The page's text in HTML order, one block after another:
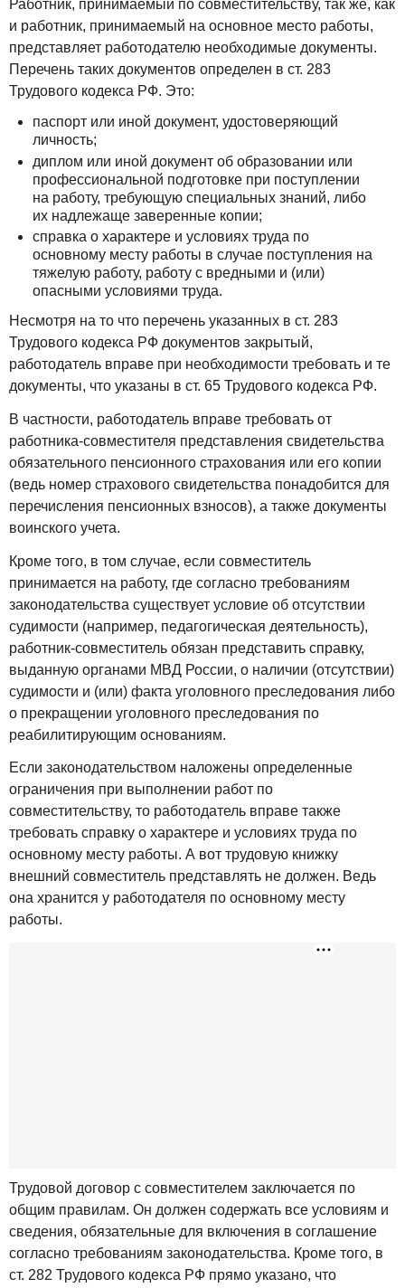
Работник, принимаемый по совместительству, так же, как
и работник, принимаемый на основное место работы,
представляет работодателю необходимые документы.
Перечень таких документов определен в ст. 283
Трудового кодекса РФ. Это:
паспорт или иной документ, удостоверяющий
личность;
диплом или иной документ об образовании или
профессиональной подготовке при поступлении
на работу, требующую специальных знаний, либо
их надлежаще заверенные копии;
справка о характере и условиях труда по
основному месту работы в случае поступления на
тяжелую работу, работу с вредными и (или)
опасными условиями труда.
Несмотря на то что перечень указанных в ст. 283
Трудового кодекса РФ документов закрытый,
работодатель вправе при необходимости требовать и те
документы, что указаны в ст. 65 Трудового кодекса РФ.
В частности, работодатель вправе требовать от
работника-совместителя представления свидетельства
обязательного пенсионного страхования или его копии
(ведь номер страхового свидетельства понадобится для
перечисления пенсионных взносов), а также документы
воинского учета.
Кроме того, в том случае, если совместитель
принимается на работу, где согласно требованиям
законодательства существует условие об отсутствии
судимости (например, педагогическая деятельность),
работник-совместитель обязан представить справку,
выданную органами МВД России, о наличии (отсутствии)
судимости и (или) факта уголовного преследования либо
о прекращении уголовного преследования по
реабилитирующим основаниям.
Если законодательством наложены определенные
ограничения при выполнении работ по
совместительству, то работодатель вправе также
требовать справку о характере и условиях труда по
основному месту работы. А вот трудовую книжку
внешний совместитель представлять не должен. Ведь
она хранится у работодателя по основному месту
работы.
Трудовой договор с совместителем заключается по
общим правилам. Он должен содержать все условиям и
сведения, обязательные для включения в соглашение
согласно требованиям законодательства. Кроме того, в
ст. 282 Трудового кодекса РФ прямо указано, что